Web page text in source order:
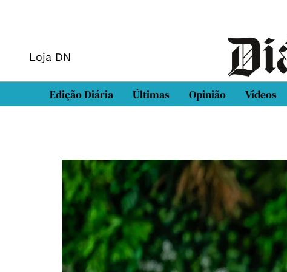
Loja DN
Edição Diária Últimas Opinião Vídeos